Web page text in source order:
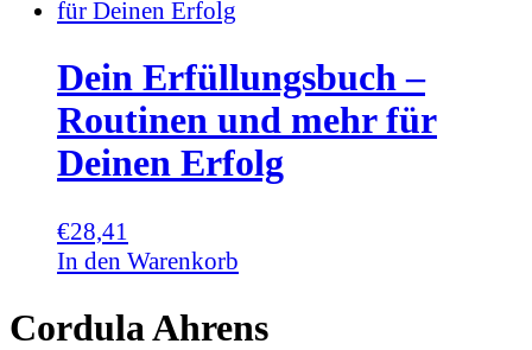
Dein Erfüllungsbuch –
Routinen und mehr für
Deinen Erfolg
€28,41
In den Warenkorb
Cordula Ahrens